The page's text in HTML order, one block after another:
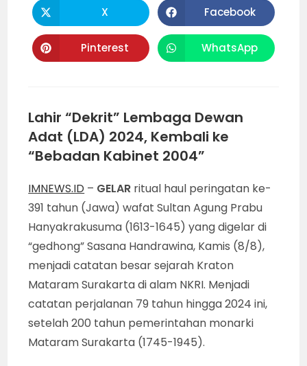
Opens
in
a
new
window
X Opens
in
a
new
window
Facebook
Opens
in
Pinterest Opens
in
WhatsApp
Lahir “Dekrit” Lembaga Dewan
Adat (LDA) 2024, Kembali ke
“Bebadan Kabinet 2004”
IMNEWS.ID – GELAR ritual haul peringatan ke-
391 tahun (Jawa) wafat Sultan Agung Prabu
Hanyakrakusuma (1613-1645) yang digelar di
“gedhong” Sasana Handrawina, Kamis (8/8),
menjadi catatan besar sejarah Kraton
Mataram Surakarta di alam NKRI. Menjadi
catatan perjalanan 79 tahun hingga 2024 ini,
setelah 200 tahun pemerintahan monarki
Mataram Surakarta (1745-1945).